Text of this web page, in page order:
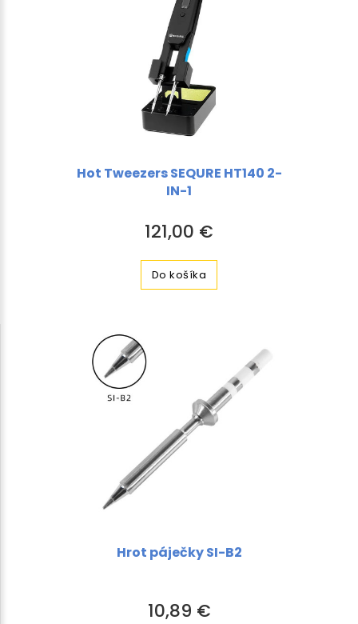
Hot Tweezers SEQURE HT140 2-
IN-1
121,00 €
Do košíka
Hrot páječky SI-B2
10,89 €